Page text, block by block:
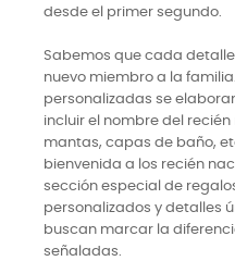
desde el primer segundo.
Sabemos que cada
nuevo miembro a la
personalizadas se
incluir el nombre del
mantas, capas de baño,
bienvenida a los recién
sección especial de
personalizados y detalles
buscan marcar la
señaladas.